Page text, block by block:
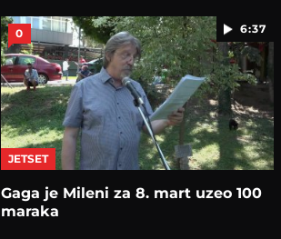
6:37
0
JETSET
Gaga je Mileni za 8. mart uzeo 100
maraka